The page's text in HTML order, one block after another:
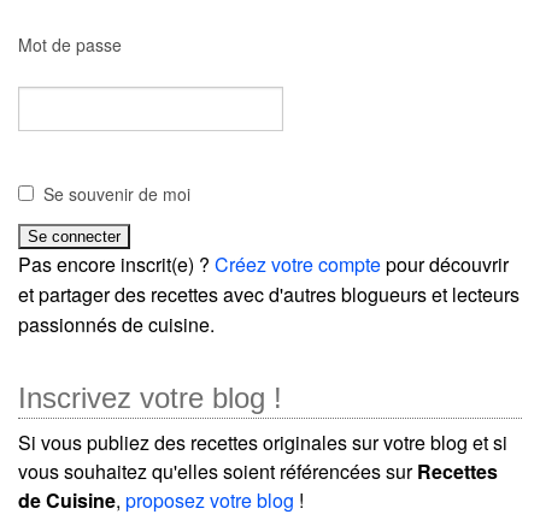
Mot de passe
Se souvenir de moi
Pas encore inscrit(e) ? Créez votre comptepour découvrir
et partager des recettes avec d'autres blogueurs et lecteurs
passionnés de cuisine.
Inscrivez votre blog !
Si vous publiez des recettes originales sur votre blog et si
vous souhaitez qu'elles soient référencées surRecettes
de Cuisine, proposez votre blog !